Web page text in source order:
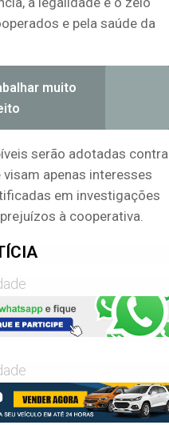
e pela saúde da
muito
serão adotadas contra
apenas interesses
em investigações
à cooperativa.